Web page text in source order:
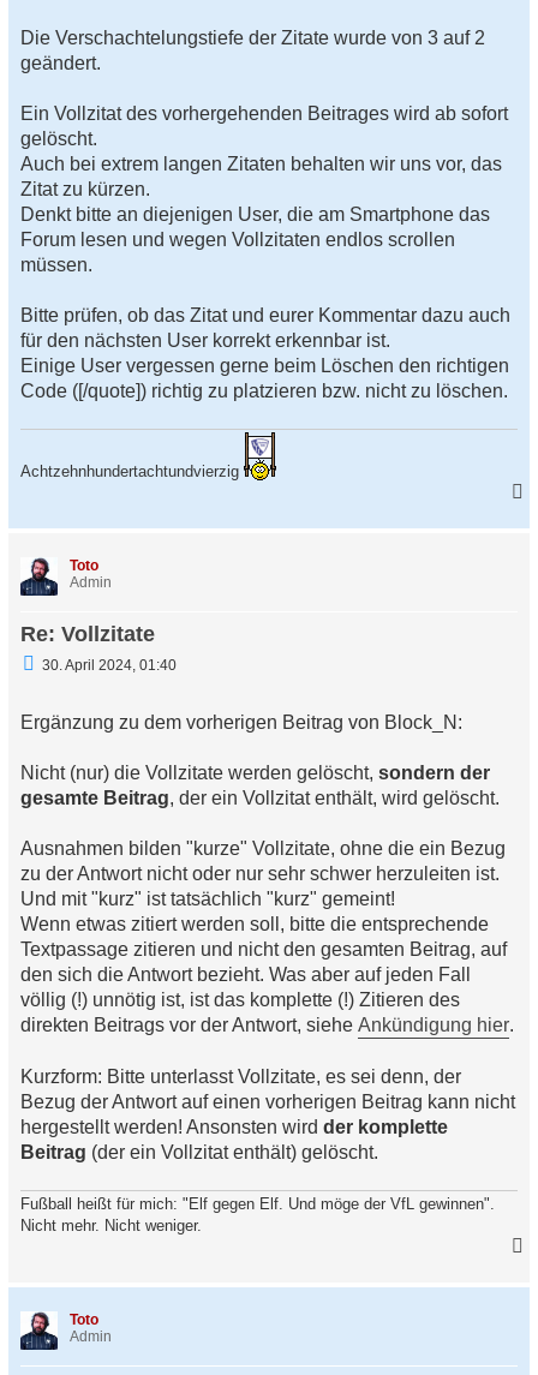
s
e
n
B
e
i
t
r
a
g
Die Verschachtelungstiefe der Zitate wurde von 3 auf 2
geändert.
Ein Vollzitat des vorhergehenden Beitrages wird ab sofort
gelöscht.
Auch bei extrem langen Zitaten behalten wir uns vor, das
Zitat zu kürzen.
Denkt bitte an diejenigen User, die am Smartphone das
Forum lesen und wegen Vollzitaten endlos scrollen
müssen.
Bitte prüfen, ob das Zitat und eurer Kommentar dazu auch
für den nächsten User korrekt erkennbar ist.
Einige User vergessen gerne beim Löschen den richtigen
Code ([/quote]) richtig zu platzieren bzw. nicht zu löschen.
Achtzehnhundertachtundvierzig
Toto
Admin
Re: Vollzitate
U
l
s
e
n
B
i
t
r
a
g
30. April 2024, 01:40
Ergänzung zu dem vorherigen Beitrag von Block_N:
Nicht (nur) die Vollzitate werden gelöscht, sondern der
gesamte Beitrag, der ein Vollzitat enthält, wird gelöscht.
Ausnahmen bilden "kurze" Vollzitate, ohne die ein Bezug
zu der Antwort nicht oder nur sehr schwer herzuleiten ist.
Und mit "kurz" ist tatsächlich "kurz" gemeint!
Wenn etwas zitiert werden soll, bitte die entsprechende
Textpassage zitieren und nicht den gesamten Beitrag, auf
den sich die Antwort bezieht. Was aber auf jeden Fall
völlig (!) unnötig ist, ist das komplette (!) Zitieren des
direkten Beitrags vor der Antwort, siehe Ankündigung hier.
Kurzform: Bitte unterlasst Vollzitate, es sei denn, der
Bezug der Antwort auf einen vorherigen Beitrag kann nicht
hergestellt werden! Ansonsten wird der komplette
Beitrag (der ein Vollzitat enthält) gelöscht.
Fußball heißt für mich: "Elf gegen Elf. Und möge der VfL gewinnen".
Nicht mehr. Nicht weniger.
c
Toto
Admin